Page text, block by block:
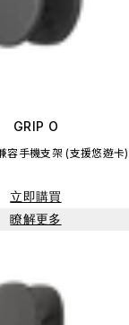
GRIP O
手機支架 (支援悠遊卡)
立即購買
瞭解更多